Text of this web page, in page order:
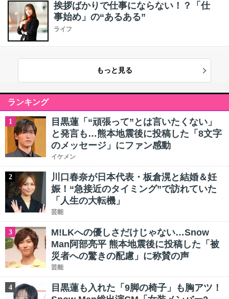
挨拶ばかりで仕事にならない！？「仕
事始め」の“あるある”
ライフ
もっと見る
ランキング
1
目黒蓮「“頑張って”とは言いたくない」
と発言も…熊本地震後に投稿した「8文字
のメッセージ」にファン感動
イケメン
2
川口春奈が日本代表・板倉滉と結婚＆妊
娠！“急接近のタイミング”で訪れていた
「人生の大転機」
芸能
3
M!LKへの優しさだけじゃない…Snow
Man阿部亮平 熊本地震後に投稿した「被
災者への驚きの配慮」に称賛の声
芸能
4
目黒蓮も入れた「9脚の椅子」も胸アツ！